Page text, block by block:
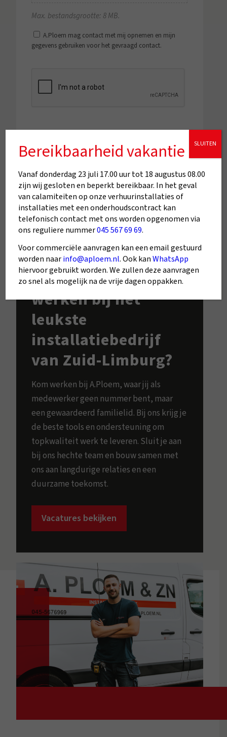
Max. bestandsgrootte: 8 MB.
*
A.Ploem mag contact met mij opnemen en mijn
gegevens gebruiken voor het gevraagd contact.
Samen klimaat
maken. Kom jij
werken bij het
leukste
installatiebedrijf
van Zuid-Limburg?
Kom werken bij A.Ploem, waar jij als
medewerker geen nummer bent, maar
een gewaardeerd familielid. Bij ons krijg je
de beste tools en ondersteuning om
topkwaliteit werk te leveren. Sluit je aan
bij ons hechte team en bouw samen met
ons aan langdurige relaties en een
duurzame toekomst.
Vacatures bekijken
Bereikbaarheid vakantie
Vanaf donderdag 23 juli 17.00 uur tot 18 augustus 08.00
zijn wij gesloten en beperkt bereikbaar. In het geval
van calamiteiten op onze verhuurinstallaties of
installaties met een onderhoudscontract kan
telefonisch contact met ons worden opgenomen via
ons reguliere nummer045 567 69 69.
Voor commerciële aanvragen kan een email gestuurd
worden naarinfo@aploem.nl. Ook kanWhatsApp
hiervoor gebruikt worden. We zullen deze aanvragen
zo snel als mogelijk na de vrije dagen oppakken.
SLUITEN